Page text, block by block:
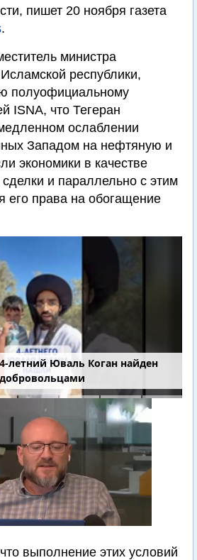
пишет 20 ноября газета
.
министра
республики,
полуофициальному
ISNA, что Тегеран
ослаблении
Западом на нефтяную и
экономики в качестве
и параллельно с этим
его права на обогащение
4-летний Юваль Коган найден
добровольцами
выполнение этих условий